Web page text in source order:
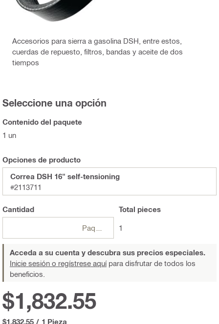
Accesorios para sierra a gasolina DSH, entre estos,
cuerdas de repuesto, filtros, bandas y aceite de dos
tiempos
Seleccione una opción
Contenido del paquete
1 un
Opciones de producto
Correa DSH 16" self-tensioning
#2113711
Cantidad Total pieces
1
Acceda a su cuenta y descubra sus precios especiales.
Inicie sesión o regístrese aquípara disfrutar de todos los
beneficios.
$1,832.55
$1,832.55 / 1 Pieza